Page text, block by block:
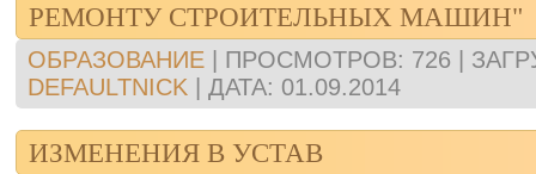
РЕМОНТУ СТРОИТЕЛЬНЫХ МАШИН"
ОБРАЗОВАНИЕ ПРОСМОТРОВ: 726
DEFAULTNICK
ДАТА: 01.09.2014
ИЗМЕНЕНИЯ В УСТАВ